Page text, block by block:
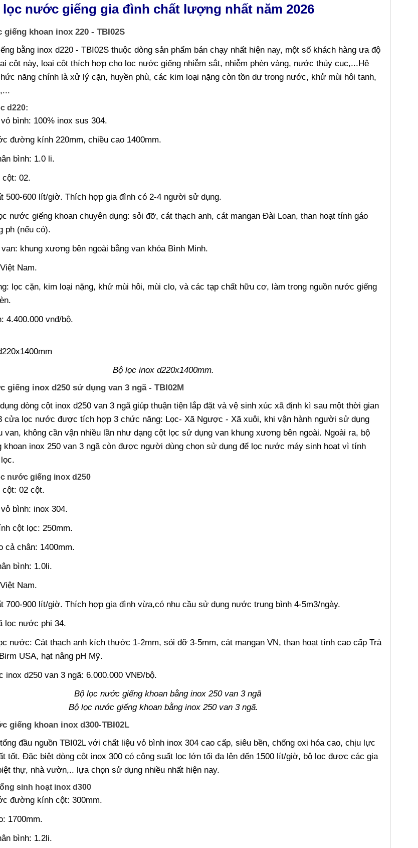
lọc nước giếng gia đình chất lượng nhất năm 2026
khoan inox 220 - TBI02S
bằng inox d220 - TBI02S thuộc dòng sản phẩm bán chạy nhất hiện nay, một số khách hàng ưa độ
cột này, loại cột thích hợp cho lọc nước giếng nhiễm sắt, nhiễm phèn vàng, nước thủy cục,...Hệ
năng chính là xử lý cặn, huyền phù, các kim loại nặng còn tồn dư trong nước, khử mùi hôi tanh,
d220:
bình: 100% inox sus 304.
đường kính 220mm, chiều cao 1400mm.
bình: 1.0 li.
02.
500-600 lít/giờ. Thích hợp gia đình có 2-4 người sử dụng.
nước giếng khoan chuyên dụng: sỏi đỡ, cát thạch anh, cát mangan Đài Loan, than hoạt tính gáo
ph (nếu có).
van: khung xương bên ngoài bằng van khóa Bình Minh.
Nam.
lọc cặn, kim loại nặng, khử mùi hôi, mùi clo, và các tạp chất hữu cơ, làm trong nguồn nước giếng
4.400.000 vnđ/bộ​.
Bộ lọc inox d220x1400mm.
giếng inox d250 sử dụng van 3 ngã - TBI02M
dòng cột inox d250 van 3 ngã giúp thuận tiện lắp đặt và vệ sinh xúc xã định kì sau một thời gian
cửa lọc nước được tích hợp 3 chức năng: Lọc- Xã Ngược - Xã xuôi, khi vận hành người sử dụng
van, không cần vận nhiều lần như dạng cột lọc sử dụng van khung xương bên ngoài. Ngoài ra, bộ
khoan inox 250 van 3 ngã còn được người dùng chọn sử dụng để lọc nước máy sinh hoạt vì tính
nước giếng inox d250
02 cột.
bình: inox 304.
cột lọc: 250mm.
cả chân: 1400mm.
bình: 1.0li.
Nam.
700-900 lít/giờ. Thích hợp gia đình vừa,có nhu cầu sử dụng nước trung bình 4-5m3/ngày.
lọc nước phi 34.
nước: Cát thạch anh kích thước 1-2mm, sỏi đỡ 3-5mm, cát mangan VN, than hoạt tính cao cấp Trà
USA, hạt nâng pH Mỹ.
inox d250 van 3 ngã: 6.000.000 VNĐ/bộ.
​Bộ lọc nước giếng khoan bằng inox 250 van 3 ngã.
giếng khoan inox d300-TBI02L
đầu nguồn TBI02L với chất liệu vỏ bình inox 304 cao cấp, siêu bền, chống oxi hóa cao, chịu lực
tốt. Đặc biệt dòng cột inox 300 có công suất lọc lớn tối đa lên đến 1500 lít/giờ, bộ lọc được các gia
thự, nhà vườn,.. lựa chọn sử dụng nhiều nhất hiện nay.
sinh hoạt inox d300
đường kính cột: 300mm.
1700mm.
bình: 1.2li.